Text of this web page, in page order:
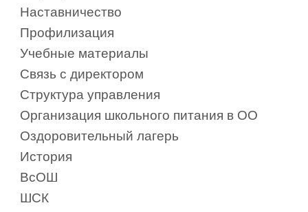
Наставничество
Профилизация
Учебные материалы
Связь с директором
Структура управления
Организация школьного питания в ОО
Оздоровительный лагерь
История
ВсОШ
ШСК